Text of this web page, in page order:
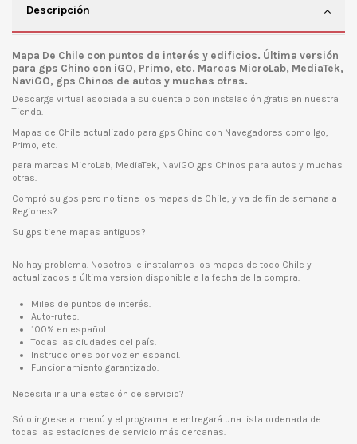
Descripción
Mapa De Chile con puntos de interés y edificios. Última versión
para gps Chino con iGO, Primo, etc. Marcas MicroLab, MediaTek,
NaviGO, gps Chinos de autos y muchas otras.
Descarga virtual asociada a su cuenta o con instalación gratis en nuestra
Tienda.
Mapas de Chile actualizado para gps Chino con Navegadores como Igo,
Primo, etc.
para marcas MicroLab, MediaTek, NaviGO gps Chinos para autos y muchas
otras.
Compró su gps pero no tiene los mapas de Chile, y va de fin de semana a
Regiones?
Su gps tiene mapas antiguos?
No hay problema. Nosotros le instalamos los mapas de todo Chile y
actualizados a última version disponible a la fecha de la compra.
Miles de puntos de interés.
Auto-ruteo.
100% en español.
Todas las ciudades del país.
Instrucciones por voz en español.
Funcionamiento garantizado.
Necesita ir a una estación de servicio?
Sólo ingrese al menú y el programa le entregará una lista ordenada de
todas las estaciones de servicio más cercanas.